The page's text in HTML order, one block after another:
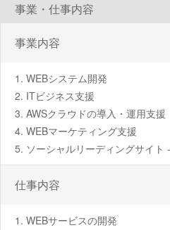
事業・仕事内容
事業内容
WEBシステム開発
ITビジネス支援
AWSクラウドの導入・運用支援
WEBマーケティング支援
ソーシャルリーディングサイ
仕事内容
WEBサービスの開発